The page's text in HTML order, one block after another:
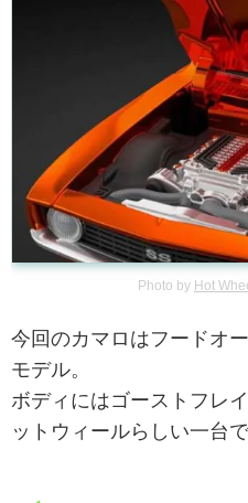
Photo by Hot
今回のカマロはフードオ
モデル。
ボディにはゴーストフレ
ットウィールらしい一台